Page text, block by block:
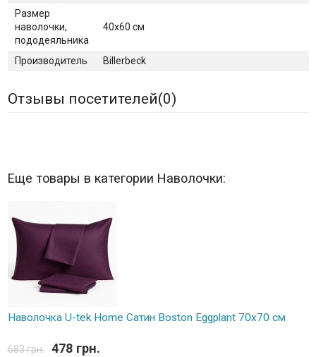
Размер
наволочки,
пододеяльника
40х60 см
Производитель Billerbeck
Отзывы посетителей(0)
Еще товары в категории Наволочки:
Наволочка U-tek Home Сатин Boston Eggplant 70х70 см
683 грн. 478 грн.